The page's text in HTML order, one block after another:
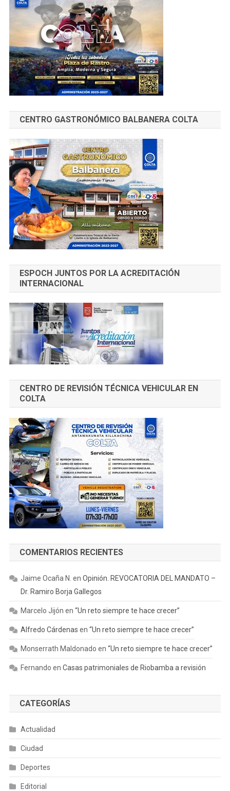
CENTRO GASTRONÓMICO BALBANERA COLTA
ESPOCH JUNTOS POR LA ACREDITACIÓN
INTERNACIONAL
CENTRO DE REVISIÓN TÉCNICA VEHICULAR EN
COLTA
COMENTARIOS RECIENTES
Jaime Ocaña N. en Opinión. REVOCATORIA DEL MANDATO –
Dr. Ramiro Borja Gallegos
Marcelo Jijón en “Un reto siempre te hace crecer”
Alfredo Cárdenas en “Un reto siempre te hace crecer”
Monserrath Maldonado en “Un reto siempre te hace crecer”
Fernando en Casas patrimoniales de Riobamba a revisión
CATEGORÍAS
Actualidad
Ciudad
Deportes
Editorial